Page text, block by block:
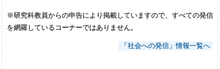
※研究科教員からの申告により掲載していますので、すべての発信
を網羅しているコーナーではありません。
「社会への発信」情報一覧へ